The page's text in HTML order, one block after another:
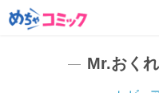
Mr.おく